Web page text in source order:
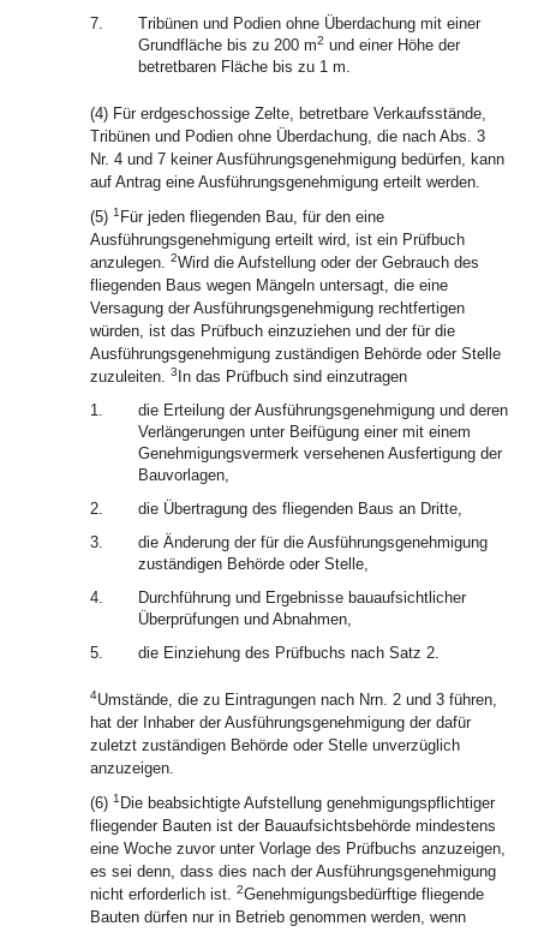
7.
Tribünen und Podien ohne Überdachung mit einer
Grundfläche bis zu 200 m2 und einer Höhe der
betretbaren Fläche bis zu 1 m.
(4) Für erdgeschossige Zelte, betretbare Verkaufsstände,
Tribünen und Podien ohne Überdachung, die nach Abs. 3
Nr. 4 und 7 keiner Ausführungsgenehmigung bedürfen, kann
auf Antrag eine Ausführungsgenehmigung erteilt werden.
(5) 1 Für jeden fliegenden Bau, für den eine
Ausführungsgenehmigung erteilt wird, ist ein Prüfbuch
anzulegen. 2Wird die Aufstellung oder der Gebrauch des
fliegenden Baus wegen Mängeln untersagt, die eine
Versagung der Ausführungsgenehmigung rechtfertigen
würden, ist das Prüfbuch einzuziehen und der für die
Ausführungsgenehmigung zuständigen Behörde oder Stelle
zuzuleiten. 3 In das Prüfbuch sind einzutragen
1.
die Erteilung der Ausführungsgenehmigung und deren
Verlängerungen unter Beifügung einer mit einem
Genehmigungsvermerk versehenen Ausfertigung der
Bauvorlagen,
2.
die Übertragung des fliegenden Baus an Dritte,
3.
die Änderung der für die Ausführungsgenehmigung
zuständigen Behörde oder Stelle,
4.
Durchführung und Ergebnisse bauaufsichtlicher
Überprüfungen und Abnahmen,
5.
die Einziehung des Prüfbuchs nach Satz 2.
4Umstände, die zu Eintragungen nach Nrn. 2 und 3 führen,
hat der Inhaber der Ausführungsgenehmigung der dafür
zuletzt zuständigen Behörde oder Stelle unverzüglich
anzuzeigen.
(6) 1 Die beabsichtigte Aufstellung genehmigungspflichtiger
fliegender Bauten ist der Bauaufsichtsbehörde mindestens
eine Woche zuvor unter Vorlage des Prüfbuchs anzuzeigen,
es sei denn, dass dies nach der Ausführungsgenehmigung
nicht erforderlich ist. 2Genehmigungsbedürftige fliegende
Bauten dürfen nur in Betrieb genommen werden, wenn